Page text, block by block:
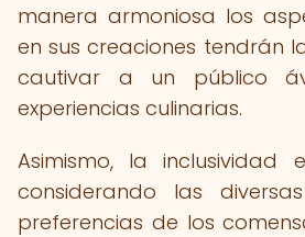
manera armoniosa los
en sus creaciones tendrán
cautivar a un público
experiencias culinarias.
Asimismo, la inclusividad
considerando las
preferencias de los